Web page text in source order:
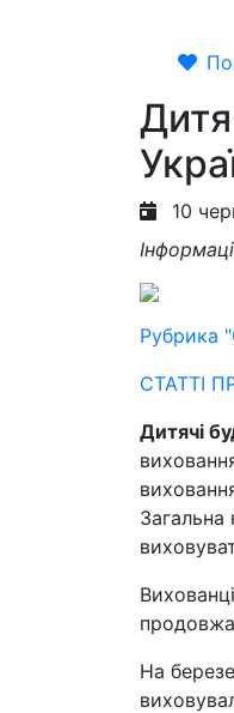
10
Рубрика
СТАТТІ
Дитячі
Загальна
На